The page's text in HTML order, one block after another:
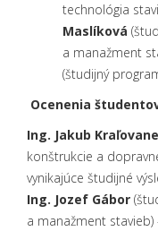
technológia
Maslíková
a manažment
(študijný
Ocenenia
Ing. Jakub
konštrukcie a
vynikajúce študijné
Ing. Jozef Gábor
a manažment stavieb)